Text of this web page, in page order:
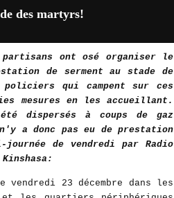
des martyrs!
ont osé organiser le
de serment au stade de
qui campent sur ces
mesures en les accueillant.
dispersés à coups de gaz
a donc pas eu de prestation
de vendredi par Radio
vendredi 23 décembre dans les